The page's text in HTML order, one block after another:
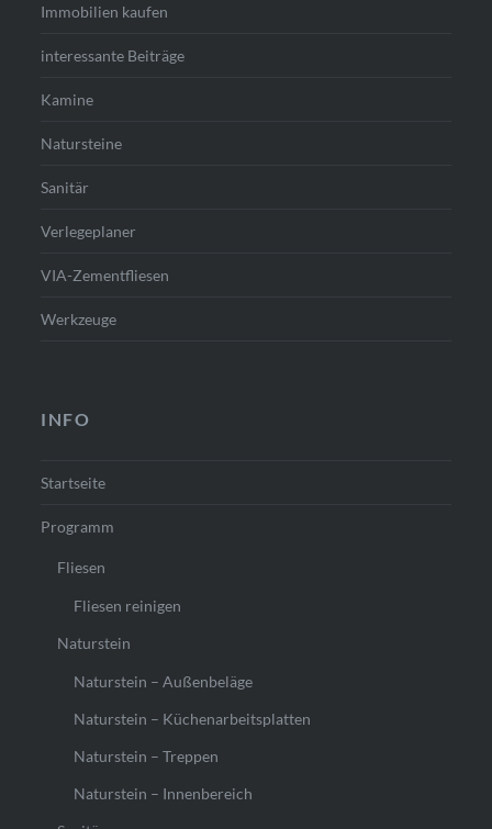
Immobilien kaufen
interessante Beiträge
Kamine
Natursteine
Sanitär
Verlegeplaner
VIA-Zementfliesen
Werkzeuge
INFO
Startseite
Programm
Fliesen
Fliesen reinigen
Naturstein
Naturstein – Außenbeläge
Naturstein – Küchenarbeitsplatten
Naturstein – Treppen
Naturstein – Innenbereich